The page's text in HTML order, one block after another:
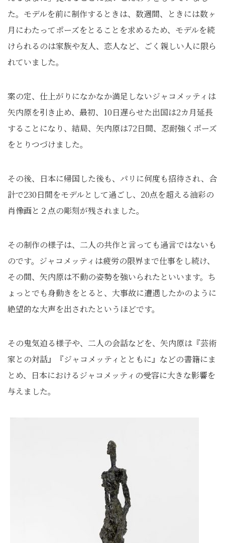
た。モデルを前に制作するときは、数週間、ときには数ヶ
月にわたってポーズをとることを求めるため、モデルを続
けられるのは家族や友人、恋人など、ごく親しい人に限ら
れていました。
案の定、仕上がりになかなか満足しないジャコメッティは
矢内原を引き止め、最初、10日遅らせた出国は2カ月延長
することになり、結局、矢内原は72日間、忍耐強くポーズ
をとりつづけました。
その後、日本に帰国した後も、パリに何度も招待され、合
計で230日間をモデルとして過ごし、20点を超える油彩の
肖像画と２点の彫刻が残されました。
その制作の様子は、二人の共作と言っても過言ではないも
のです。ジャコメッティは疲労の限界まで仕事をし続け、
その間、矢内原は不動の姿勢を強いられたといいます。ち
ょっとでも身動きをとると、大事故に遭遇したかのように
絶望的な大声を出されたというほどです。
その鬼気迫る様子や、二人の会話などを、矢内原は『芸術
家との対話』『ジャコメッティとともに』などの書籍にま
とめ、日本におけるジャコメッティの受容に大きな影響を
与えました。